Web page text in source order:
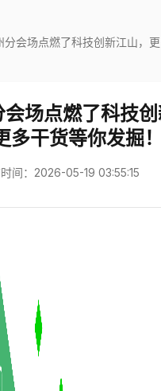
分会场点燃了科技创新江山，
场点燃了科技
多干货等你发掘！
间：2026-05-19 03:55:15